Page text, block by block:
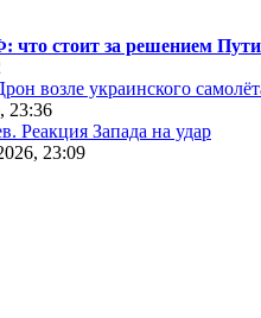
что стоит за решением
возле украинского
23:36
Реакция Запада на удар
23:09